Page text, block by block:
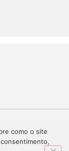
como o site